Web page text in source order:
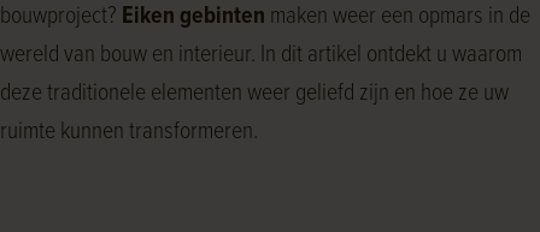
bouwproject? Eiken gebinten maken weer een opmars in de
wereld van bouw en interieur. In dit artikel ontdekt u waarom
deze traditionele elementen weer geliefd zijn en hoe ze uw
ruimte kunnen transformeren.